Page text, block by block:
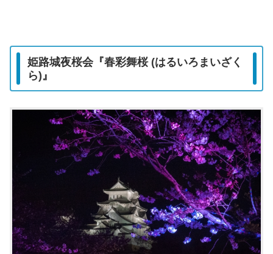
姫路城夜桜会『春彩舞桜 (はるいろまいざく
ら)』